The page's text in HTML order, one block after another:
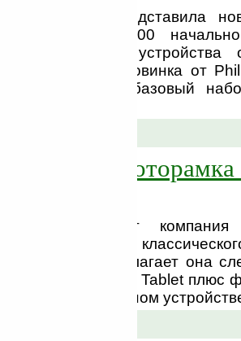
Philips представила
Xenium X600
что цена устройства
Новинка от
лишь базовый
плеер и
же предлагает
вместо
плеера? А предлагает она
в формфакторе Tablet плюс
совмещается в одном